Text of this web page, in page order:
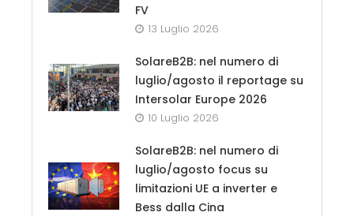
FV
13 Luglio 2026
SolareB2B: nel numero di
luglio/agosto il reportage su
Intersolar Europe 2026
10 Luglio 2026
SolareB2B: nel numero di
luglio/agosto focus su
limitazioni UE a inverter e
Bess dalla Cina